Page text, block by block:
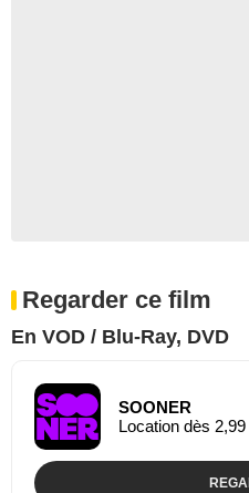
Regarder ce film
En VOD / Blu-Ray, DVD
SOONER
Location dès 2,99